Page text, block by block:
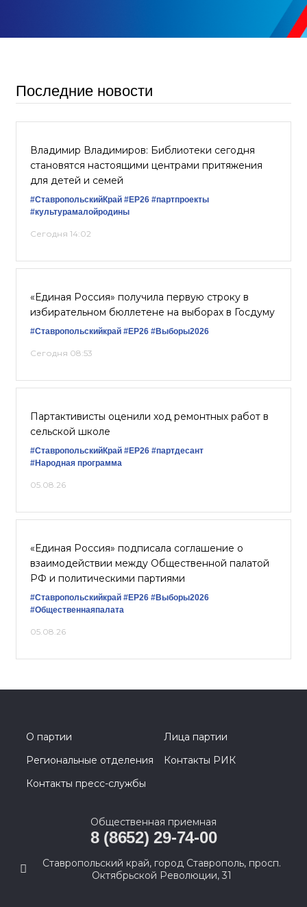
Последние новости
Владимир Владимиров: Библиотеки сегодня
становятся настоящими центрами притяжения
для детей и семей
#СтавропольскийКрай #ЕР26 #партпроекты
#культурамалойродины
Сегодня 14:02
«Единая Россия» получила первую строку в
избирательном бюллетене на выборах в Госдуму
#Ставропольскийкрай #ЕР26 #Выборы2026
Сегодня 08:53
Партактивисты оценили ход ремонтных работ в
сельской школе
#СтавропольскийКрай #ЕР26 #партдесант
#Народная программа
05.08.26
«Единая Россия» подписала соглашение о
взаимодействии между Общественной палатой
РФ и политическими партиями
#Ставропольскийкрай #ЕР26 #Выборы2026
#Общественнаяпалата
05.08.26
О партии
Лица партии
Региональные отделения
Контакты РИК
Контакты пресс-службы
Общественная приемная
8 (8652) 29-74-00
Ставропольский край, город Ставрополь, просп.
Октябрьской Революции, 31